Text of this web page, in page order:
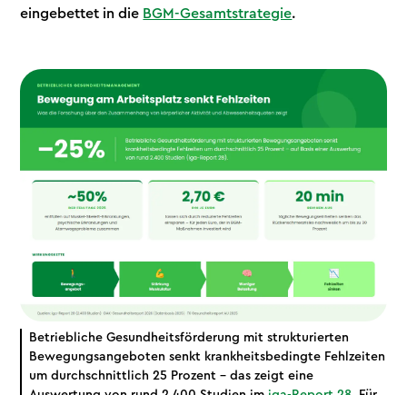
eingebettet in die BGM-Gesamtstrategie.
Betriebliche Gesundheitsförderung mit strukturierten
Bewegungsangeboten senkt krankheitsbedingte Fehlzeiten
um durchschnittlich 25 Prozent – das zeigt eine